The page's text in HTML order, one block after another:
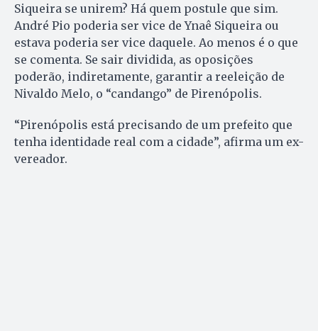
Siqueira se unirem? Há quem postule que sim.
André Pio poderia ser vice de Ynaê Siqueira ou
estava poderia ser vice daquele. Ao menos é o que
se comenta. Se sair dividida, as oposições
poderão, indiretamente, garantir a reeleição de
Nivaldo Melo, o “candango” de Pirenópolis.
“Pirenópolis está precisando de um prefeito que
tenha identidade real com a cidade”, afirma um ex-
vereador.